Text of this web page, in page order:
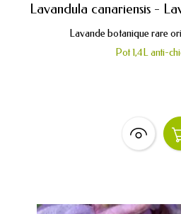
Lavandula canariensis -
Lavande botanique rare
Pot 1,4L anti-